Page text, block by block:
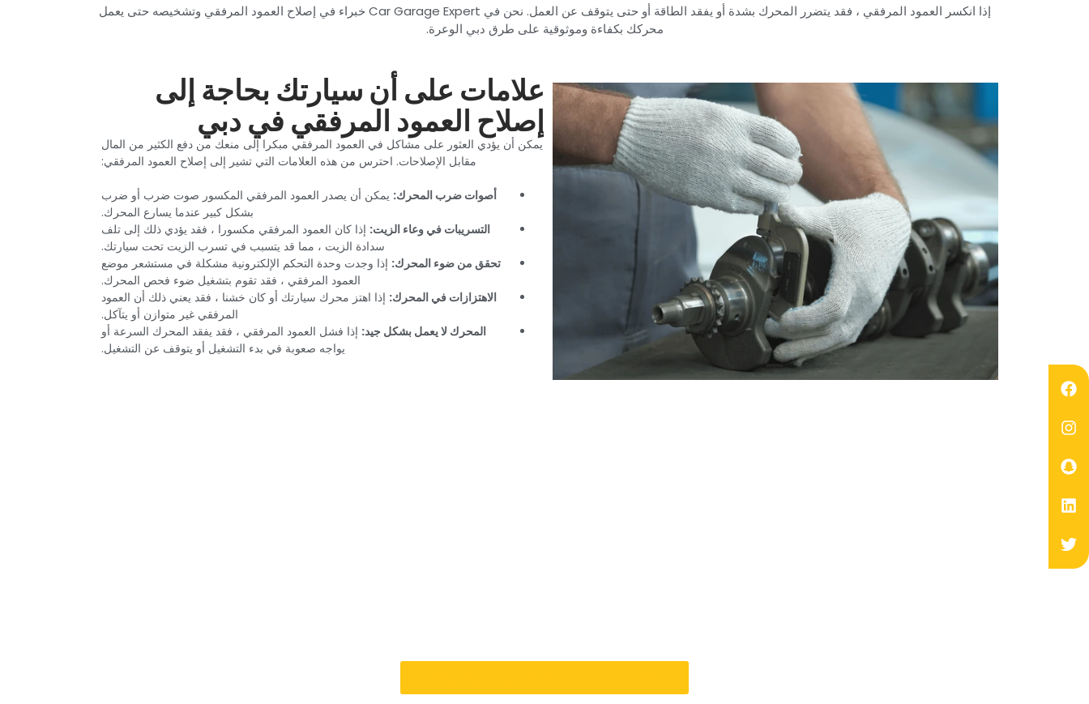
‏إذا انكسر العمود المرفقي ، فقد يتضرر المحرك بشدة أو يفقد الطاقة أو حتى يتوقف عن العمل. نحن في Car Garage Expert خبراء في إصلاح العمود المرفقي وتشخيصه حتى يعمل
محركك بكفاءة وموثوقية على طرق دبي الوعرة.‏
‏علامات على أن سيارتك بحاجة إلى
إصلاح العمود المرفقي في دبي‏
‏يمكن أن يؤدي العثور على مشاكل في العمود المرفقي مبكرا إلى منعك من دفع الكثير من المال
مقابل الإصلاحات. احترس من هذه العلامات التي تشير إلى إصلاح العمود المرفقي:‏
‏أصوات ضرب المحرك:‏ ‏ يمكن أن يصدر العمود المرفقي المكسور صوت ضرب أو ضرب
بشكل كبير عندما يسارع المحرك.‏
‏التسريبات في وعاء الزيت:‏ ‏إذا كان العمود المرفقي مكسورا ، فقد يؤدي ذلك إلى تلف
سدادة الزيت ، مما قد يتسبب في تسرب الزيت تحت سيارتك.‏
‏تحقق من ضوء المحرك:‏ ‏ إذا وجدت وحدة التحكم الإلكترونية مشكلة في مستشعر موضع
العمود المرفقي ، فقد تقوم بتشغيل ضوء فحص المحرك.‏
‏الاهتزازات في المحرك:‏ ‏إذا اهتز محرك سيارتك أو كان خشنا ، فقد يعني ذلك أن العمود
المرفقي غير متوازن أو يتآكل.‏
‏المحرك لا يعمل بشكل جيد:‏ ‏إذا فشل العمود المرفقي ، فقد يفقد المحرك السرعة أو
يواجه صعوبة في بدء التشغيل أو يتوقف عن التشغيل.‏